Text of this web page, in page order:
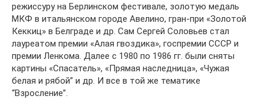
режиссуру на Берлинском фестивале, золотую медаль
МКФ в итальянском городе Авелино, гран-при «Золотой
Кеккиц» в Белграде и др. Сам Сергей Соловьев стал
лауреатом премии «Алая гвоздика», госпремии СССР и
премии Ленкома. Далее с 1980 по 1986 гг. были сняты
картины «Спасатель», «Прямая наследница», «Чужая
белая и рябой” и др. И все в той же тематике
“Взросление”.